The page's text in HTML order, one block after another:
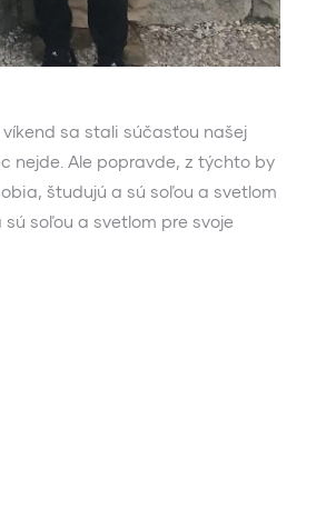
víkend sa stali súčasťou našej
nejde. Ale popravde, z týchto by
študujú a sú soľou a svetlom
soľou a svetlom pre svoje